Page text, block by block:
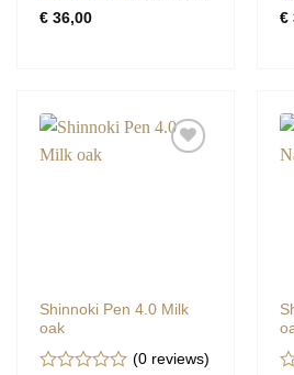
Gewaardeerd
€36,00
€
Shinnoki Pen 4.0 Milk
oak
(0reviews)